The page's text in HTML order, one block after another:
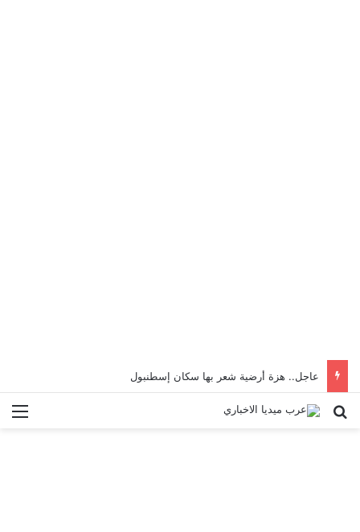
عاجل.. هزة أرضية شعر بها سكان إسطنبول
بحث عن